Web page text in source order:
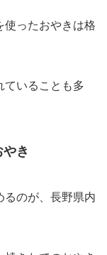
使ったおやきは格
ていることも多
き
るのが、長野県内